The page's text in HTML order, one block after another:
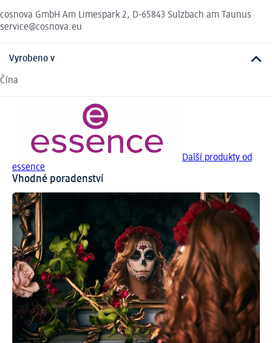
cosnova GmbH Am Limespark 2, D-65843 Sulzbach am Taunus
service@cosnova.eu
Vyrobeno v
Čína
Další produkty od
essence
Vhodné poradenství